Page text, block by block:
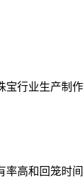
行业生产制
和回笼时